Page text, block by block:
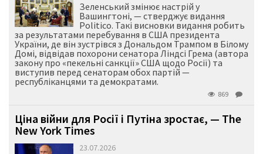
Зеленський змінює настрій у
Вашингтоні, — стверджує видання
Politico. Такі висновки видання робить
за результатами перебування в США президента
України, де він зустрівся з Дональдом Трампом в Білому
Домі, відвідав похорони сенатора Ліндсі Грема (автора
закону про «пекельні санкції» США щодо Росії) та
виступив перед сенаторам обох партій —
республіканцями та демократами.
869
Ціна війни для Росії і Путіна зростає, — The
New York Times
23.07.2026